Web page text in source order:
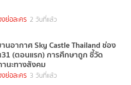
งย่อละคร 2 วันที่แล้ว
นอากาศ Sky Castle Thailand ช่อง
(ตอนแรก) การศึกษาถูก ชี้วัด
นะทางสังคม
งย่อละคร 3 วันที่แล้ว